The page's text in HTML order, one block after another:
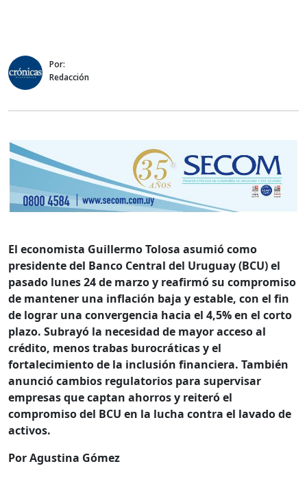
Por:
Redacción
El economista Guillermo Tolosa asumió como
presidente del Banco Central del Uruguay (BCU) el
pasado lunes 24 de marzo y reafirmó su compromiso
de mantener una inflación baja y estable, con el fin
de lograr una convergencia hacia el 4,5% en el corto
plazo. Subrayó la necesidad de mayor acceso al
crédito, menos trabas burocráticas y el
fortalecimiento de la inclusión financiera. También
anunció cambios regulatorios para supervisar
empresas que captan ahorros y reiteró el
compromiso del BCU en la lucha contra el lavado de
activos.
Por Agustina Gómez